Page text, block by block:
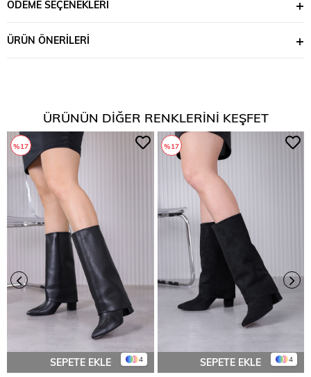
ÖDEME SEÇENEKLERI
ÜRÜN ÖNERILERI
ÜRÜNÜN DIĞER RENKLERINI KEŞFET
4
SEPETE EKLE
%17
4
SEPETE EKLE
%17